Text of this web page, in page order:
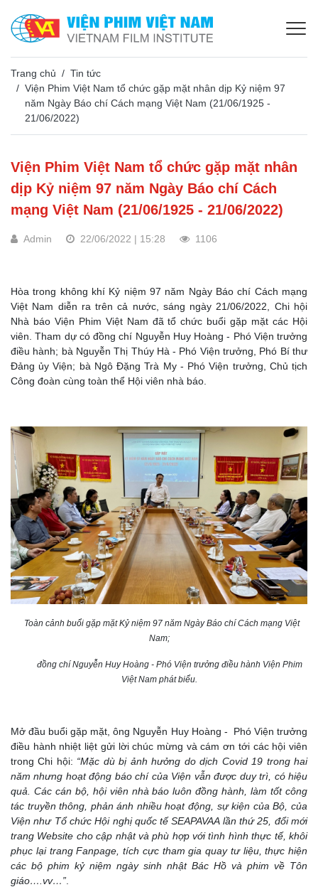
Trang chủ
Tin tức
Viện Phim Việt Nam tổ chức gặp mặt nhân dịp Kỷ niệm 97
năm Ngày Báo chí Cách mạng Việt Nam (21/06/1925 -
21/06/2022)
Viện Phim Việt Nam tổ chức gặp mặt nhân
dịp Kỷ niệm 97 năm Ngày Báo chí Cách
mạng Việt Nam (21/06/1925 - 21/06/2022)
Admin 22/06/2022 | 15:28 1106
Hòa trong không khí Kỷ niệm 97 năm Ngày Báo chí Cách mạng
Việt Nam diễn ra trên cả nước, sáng ngày 21/06/2022, Chi hội
Nhà báo Viện Phim Việt Nam đã tổ chức buổi gặp mặt các Hội
viên. Tham dự có đồng chí Nguyễn Huy Hoàng - Phó Viện trưởng
điều hành; bà Nguyễn Thị Thúy Hà - Phó Viện trưởng, Phó Bí thư
Đảng ủy Viện; bà Ngô Đặng Trà My - Phó Viện trưởng, Chủ tịch
Công đoàn cùng toàn thể Hội viên nhà báo.
Toàn cảnh buổi gặp mặt Kỷ niệm 97 năm Ngày Báo chí Cách mạng Việt
Nam;
đồng chí Nguyễn Huy Hoàng - Phó Viện trưởng điều hành Viện Phim
Việt Nam phát biểu.
Mở đầu buổi gặp mặt, ông Nguyễn Huy Hoàng - Phó Viện trưởng
điều hành nhiệt liệt gửi lời chúc mừng và cám ơn tới các hội viên
trong Chi hội: “Mặc dù bị ảnh hưởng do dịch Covid 19 trong hai
năm nhưng hoạt động báo chí của Viện vẫn được duy trì, có hiệu
quả. Các cán bộ, hội viên nhà báo luôn đồng hành, làm tốt công
tác truyền thông, phản ánh nhiều hoạt động, sự kiện của Bộ, của
Viện như Tổ chức Hội nghị quốc tế SEAPAVAA lần thứ 25, đổi mới
trang Website cho cập nhật và phù hợp với tình hình thực tế, khôi
phục lại trang Fanpage, tích cực tham gia quay tư liệu, thực hiện
các bộ phim kỷ niệm ngày sinh nhật Bác Hồ và phim về Tôn
giáo….vv…”